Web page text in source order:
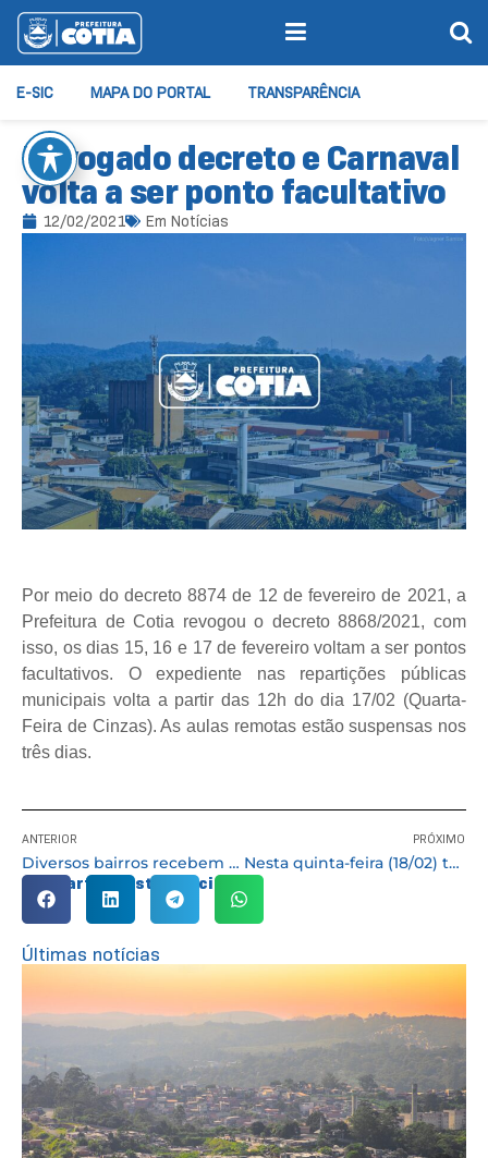
E-SIC MAPA DO PORTAL TRANSPARÊNCIA
Revogado decreto e Carnaval
volta a ser ponto facultativo
12/02/2021 Em Notícias
Por meio do decreto 8874 de 12 de fevereiro de 2021, a
Prefeitura de Cotia revogou o decreto 8868/2021, com
isso, os dias 15, 16 e 17 de fevereiro voltam a ser pontos
facultativos. O expediente nas repartições públicas
municipais volta a partir das 12h do dia 17/02 (Quarta-
Feira de Cinzas). As aulas remotas estão suspensas nos
três dias.
ANTERIOR
Diversos bairros recebem trabalhos das equipes de pintura da Prefeitura
PRÓXIMO
Nesta quinta-feira (18/02) tem entrega de kit merenda nas escolas municipais
Compartilhe esta notícia:
Últimas notícias